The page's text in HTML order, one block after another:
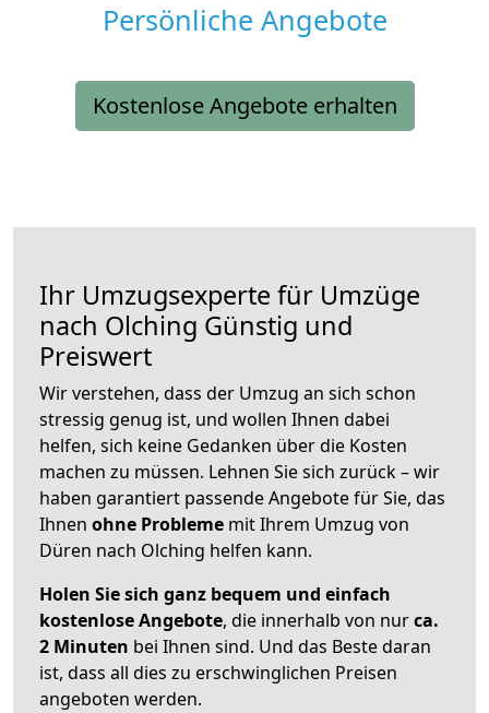
Persönliche Angebote
Kostenlose Angebote erhalten
Ihr Umzugsexperte für Umzüge
nach Olching Günstig und
Preiswert
Wir verstehen, dass der Umzug an sich schon
stressig genug ist, und wollen Ihnen dabei
helfen, sich keine Gedanken über die Kosten
machen zu müssen. Lehnen Sie sich zurück – wir
haben garantiert passende Angebote für Sie, das
Ihnen ohne Probleme mit Ihrem Umzug von
Düren nach Olching helfen kann.
Holen Sie sich ganz bequem und einfach
kostenlose Angebote, die innerhalb von nurca.
2 Minuten bei Ihnen sind. Und das Beste daran
ist, dass all dies zu erschwinglichen Preisen
angeboten werden.